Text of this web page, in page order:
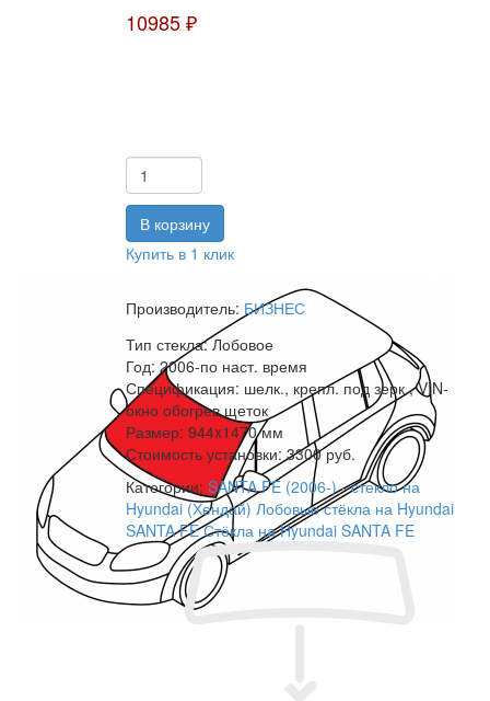
10985 ₽
Купить в 1 клик
Производитель: БИЗНЕС
Тип стекла: Лобовое
Год: 2006-по наст. время
Спецификация: шелк., крепл. под зерк., VIN-
окно обогрев щеток
Размер: 944x1470 мм
Стоимость установки: 3300 руб.
Категории: SANTA FE (2006-) - стекло на
Hyundai (Хендай) Лобовые стёкла на Hyundai
SANTA FE Стёкла на Hyundai SANTA FE